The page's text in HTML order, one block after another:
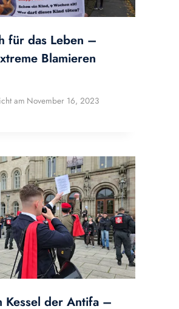
für das Leben –
Blamieren
am November 16, 2023
Kessel der Antifa –